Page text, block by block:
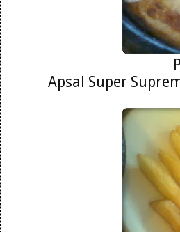
Apsal Super